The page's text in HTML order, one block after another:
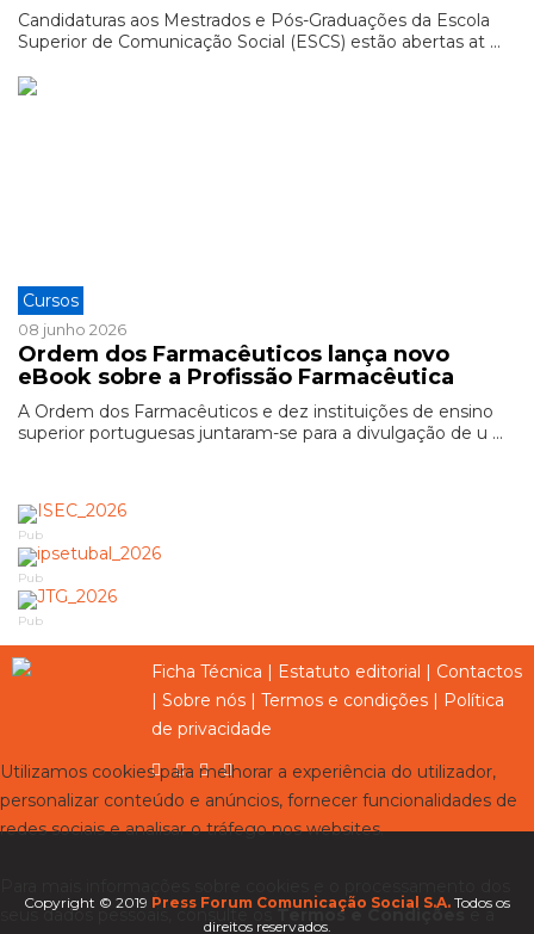
Candidaturas aos Mestrados e Pós-Graduações da Escola
Superior de Comunicação Social (ESCS) estão abertas at ...
Cursos
08 junho 2026
Ordem dos Farmacêuticos lança novo
eBook sobre a Profissão Farmacêutica
A Ordem dos Farmacêuticos e dez instituições de ensino
superior portuguesas juntaram-se para a divulgação de u ...
Pub
Pub
Pub
Ficha Técnica | Estatuto editorial | Contactos
| Sobre nós | Termos e condições | Política
de privacidade
Copyright © 2019 Press Forum Comunicação Social S.A. Todos os
direitos reservados.
Utilizamos cookies para melhorar a experiência do utilizador,
personalizar conteúdo e anúncios, fornecer funcionalidades de
redes sociais e analisar o tráfego nos websites.
seus dados pessoais, consulte osTermos e Condiçõese a